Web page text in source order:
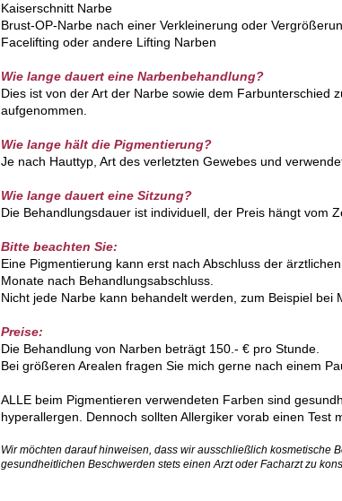
Kaiserschnitt Narbe
Brust-OP-Narbe nach einer Verkleinerung oder
Facelifting oder andere Lifting Narben
Wie lange dauert eine Narbenbehandlung?
Dies ist von der Art der Narbe sowie dem Farbunterschied
aufgenommen.​
Wie lange hält die Pigmentierung?
Je nach Hauttyp, Art des verletzten Gewebes und
Wie lange dauert eine Sitzung?
Die Behandlungsdauer ist individuell, der Preis hängt vom
Bitte beachten Sie:
Eine Pigmentierung kann erst nach Abschluss der
Monate nach Behandlungsabschluss.
Nicht jede Narbe kann behandelt werden, zum Beispiel
Preise:
Die Behandlung von Narben beträgt 150.- € pro Stunde.
Bei größeren Arealen fragen Sie mich gerne nach einem
ALLE beim Pigmentieren verwendeten Farben sind
hyperallergen. Dennoch sollten Allergiker vorab einen Test
Wir möchten darauf hinweisen, dass wir ausschließlich
gesundheitlichen Beschwerden stets einen Arzt oder Facharzt zu